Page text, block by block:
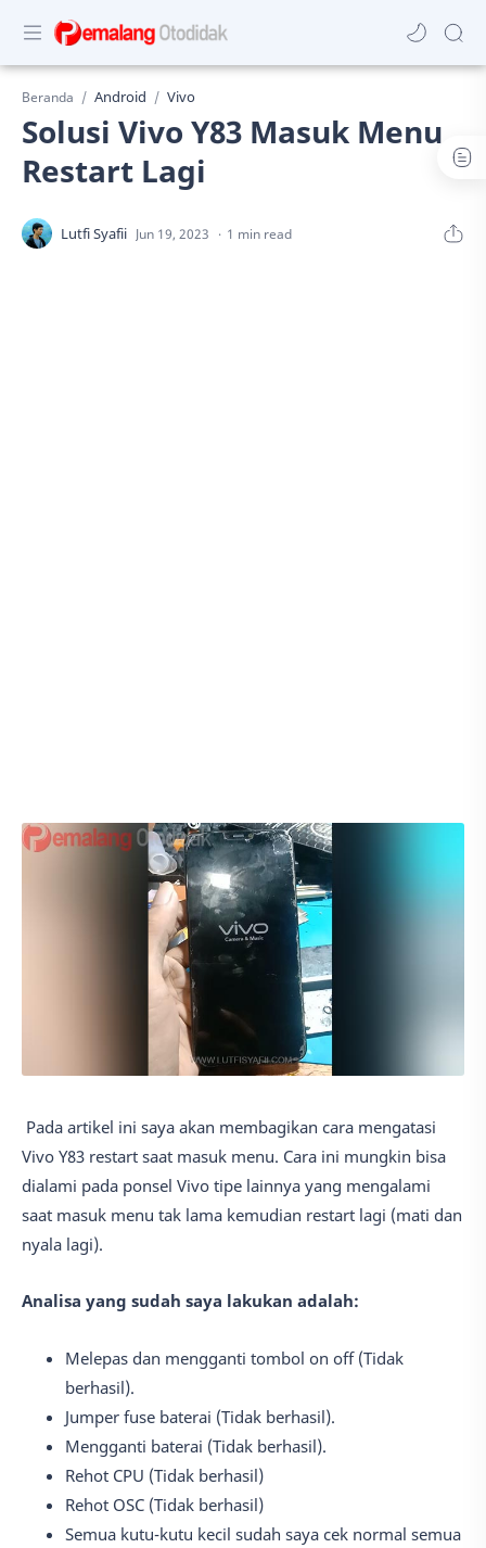
Beranda Android Vivo
Solusi Vivo Y83 Masuk Menu
Restart Lagi
1 min read
Pada artikel ini saya akan membagikan cara mengatasi
Vivo Y83 restart saat masuk menu. Cara ini mungkin bisa
dialami pada ponsel Vivo tipe lainnya yang mengalami
saat masuk menu tak lama kemudian restart lagi (mati dan
nyala lagi).
Analisa yang sudah saya lakukan adalah:
Melepas dan mengganti tombol on off (Tidak
berhasil).
Jumper fuse baterai (Tidak berhasil).
Mengganti baterai (Tidak berhasil).
Rehot CPU (Tidak berhasil)
Rehot OSC (Tidak berhasil)
Semua kutu-kutu kecil sudah saya cek normal semua